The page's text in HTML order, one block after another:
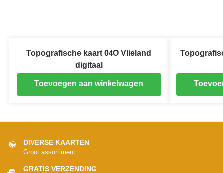
Topografische kaart 04O Vlieland
digitaal
Toevoegen aan winkelwagen
DIVERSE KAARTEN
Groot assortiment
GRATIS VERZENDING